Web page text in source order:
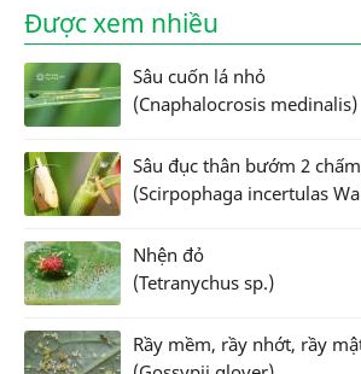
Được xem nhiều
Sâu cuốn lá nhỏ
(Cnaphalocrosis medinalis)
Sâu đục thân bướm 2 chấm
(Scirpophaga incertulas
Nhện đỏ
(Tetranychus sp.)
Rầy mềm, rầy nhớt, rầy